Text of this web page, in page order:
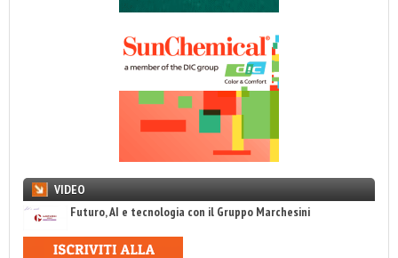
VIDEO
Futuro, AI e tecnologia con il Gruppo Marchesini